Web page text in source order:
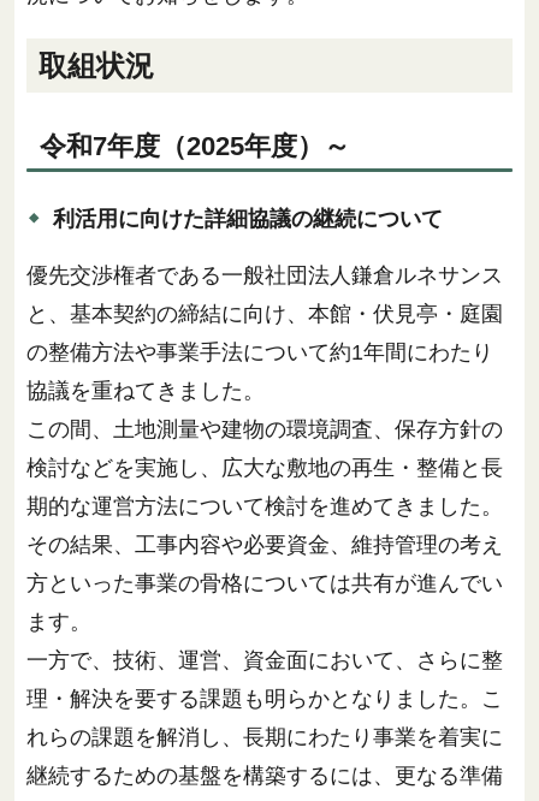
取組状況
令和7年度（2025年度）～
利活用に向けた詳細協議の継続について
優先交渉権者である一般社団法人鎌倉ルネサンス
と、基本契約の締結に向け、本館・伏見亭・庭園
の整備方法や事業手法について約1年間にわたり
協議を重ねてきました。
この間、土地測量や建物の環境調査、保存方針の
検討などを実施し、広大な敷地の再生・整備と長
期的な運営方法について検討を進めてきました。
その結果、工事内容や必要資金、維持管理の考え
方といった事業の骨格については共有が進んでい
ます。
一方で、技術、運営、資金面において、さらに整
理・解決を要する課題も明らかとなりました。こ
れらの課題を解消し、長期にわたり事業を着実に
継続するための基盤を構築するには、更なる準備